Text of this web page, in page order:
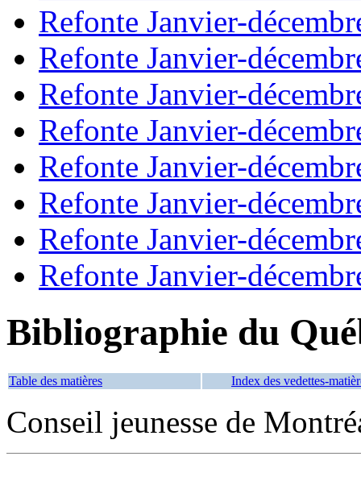
Refonte Janvier-
Refonte Janvier-
Refonte Janvier-
Refonte Janvier-
Refonte Janvier-
Refonte Janvier-
Refonte Janvier-
Refonte Janvier-
Bibliographie du
Table des matières Index des vedettes-
Conseil jeunesse de